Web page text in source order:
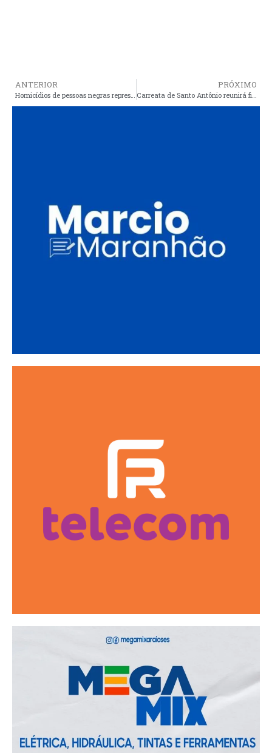
ANTERIOR
Homicídios de pessoas negras representam 77% do total de assassinatos no Brasil
PRÓXIMO
Carreata de Santo Antônio reunirá fiéis de todo o município e exporá abandono de Neto Carvalho à estrada centenária de Taperas